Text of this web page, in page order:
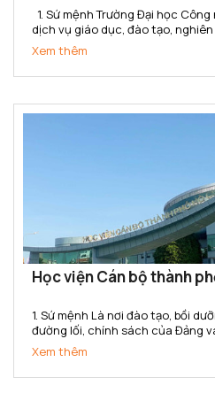
dịch vụ giáo dục, đào tạo,
dụng và chuyển giao công nghệ
nghiệp hóa - hiện đại hóa đất
Xem thêm
Học viện Cán bộ thành
1. Sứ mệnh Là nơi đào tạo, bồi dưỡng về lý luận chính trị,
đường lối, chính sách của Đảng
kiến thức và kỹ năng quản lý nhà
công chức, viên chức của Thành
Xem thêm